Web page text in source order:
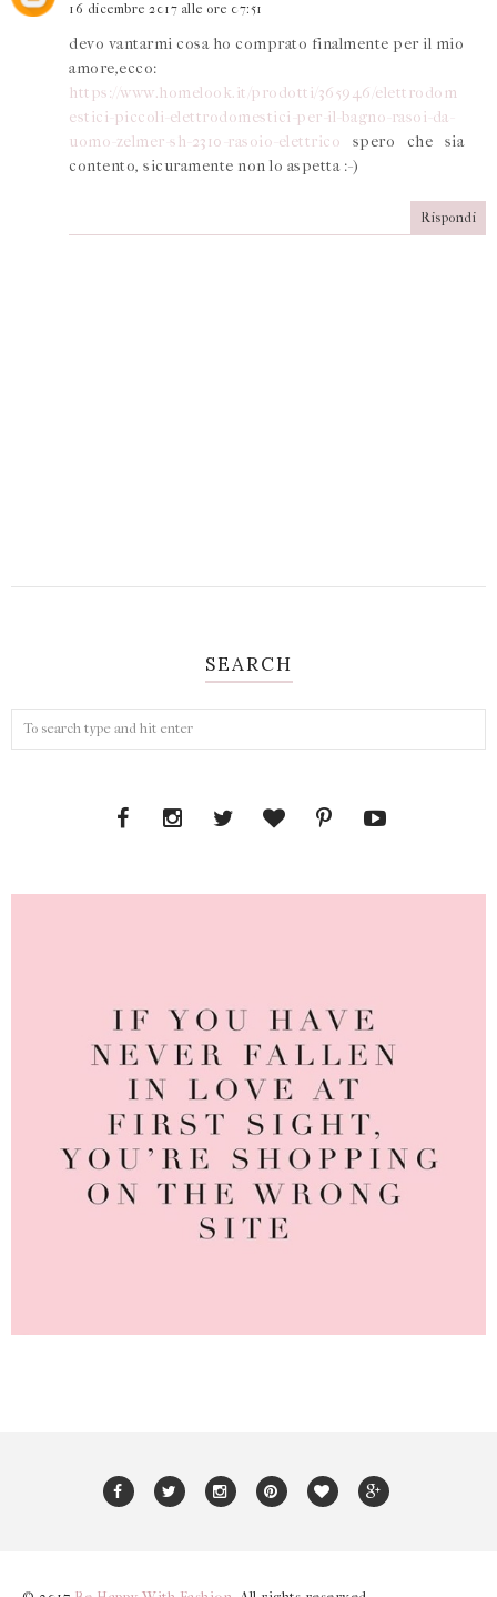
16 dicembre 2017 alle ore 07:51
devo vantarmi cosa ho comprato finalmente per il mio
amore,ecco:
https://www.homelook.it/prodotti/365946/elettrodom
estici-piccoli-elettrodomestici-per-il-bagno-rasoi-da-
uomo-zelmer-sh-2310-rasoio-elettrico spero che sia
contento, sicuramente non lo aspetta :-)
Rispondi
SEARCH